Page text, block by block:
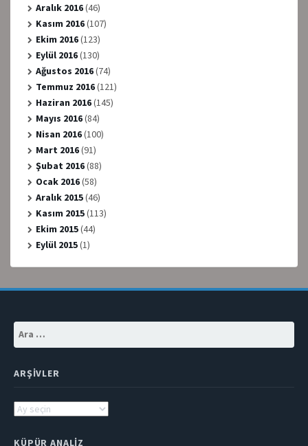
Aralık 2016(46)
Kasım 2016(107)
Ekim 2016(123)
Eylül 2016(130)
Ağustos 2016(74)
Temmuz 2016(121)
Haziran 2016(145)
Mayıs 2016(84)
Nisan 2016(100)
Mart 2016(91)
Şubat 2016(88)
Ocak 2016(58)
Aralık 2015(46)
Kasım 2015(113)
Ekim 2015(44)
Eylül 2015(1)
ARŞIVLER
Arşivler
KÜPÜR ANALIZ